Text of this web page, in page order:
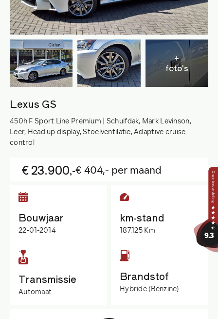
+
foto's
Lexus GS
450h F Sport Line Premium | Schuifdak, Mark Levinson,
Leer, Head up display, Stoelventilatie, Adaptive cruise
control
€ 23.900,-€ 404,- per maand
Bouwjaar
22-01-2014
km-stand
187.125 Km
Transmissie
Automaat
Brandstof
Hybride (Benzine)